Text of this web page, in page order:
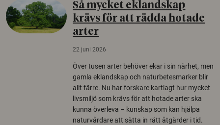
Så mycket eklandskap
krävs för att rädda hotade
arter
22 juni 2026
Över tusen arter behöver ekar i sin närhet, men
gamla eklandskap och naturbetesmarker blir
allt färre. Nu har forskare kartlagt hur mycket
livsmiljö som krävs för att hotade arter ska
kunna överleva – kunskap som kan hjälpa
naturvårdare att sätta in rätt åtgärder i tid.